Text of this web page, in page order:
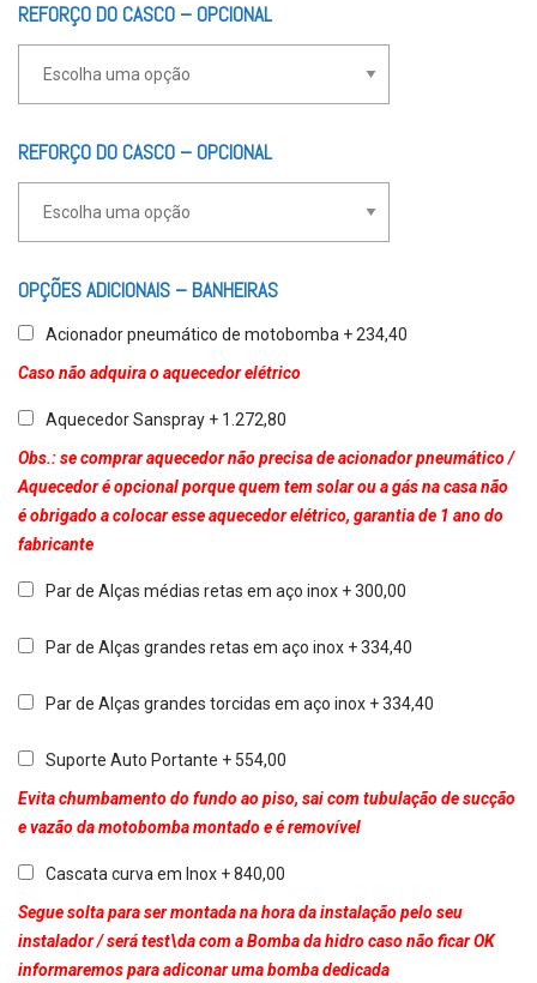
REFORÇO DO CASCO – OPCIONAL
REFORÇO DO CASCO – OPCIONAL
OPÇÕES ADICIONAIS – BANHEIRAS
Acionador pneumático de motobomba + 234,40
Caso não adquira o aquecedor elétrico
Aquecedor Sanspray + 1.272,80
Obs.: se comprar aquecedor não precisa de acionador pneumático /
Aquecedor é opcional porque quem tem solar ou a gás na casa não
é obrigado a colocar esse aquecedor elétrico, garantia de 1 ano do
fabricante
Par de Alças médias retas em aço inox + 300,00
Par de Alças grandes retas em aço inox + 334,40
Par de Alças grandes torcidas em aço inox + 334,40
Suporte Auto Portante + 554,00
Evita chumbamento do fundo ao piso, sai com tubulação de sucção
e vazão da motobomba montado e é removível
Cascata curva em Inox + 840,00
Segue solta para ser montada na hora da instalação pelo seu
instalador / será test\da com a Bomba da hidro caso não ficar OK
informaremos para adiconar uma bomba dedicada